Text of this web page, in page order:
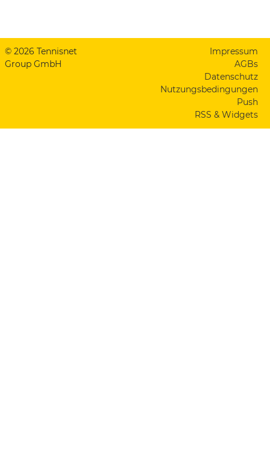
© 2026 Tennisnet
Group GmbH
Impressum
AGBs
Datenschutz
Nutzungsbedingungen
Push
RSS & Widgets